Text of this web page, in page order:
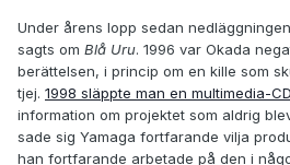
Under årens lopp sedan
sagts om Blå Uru. 1996 var Okada
berättelsen, i princip om en kille som
tjej. 1998 släppte man en multimedia-CD
information om projektet som aldrig
sade sig Yamaga fortfarande vilja
han fortfarande arbetade på den i